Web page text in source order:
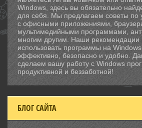
Windows, здесь вы обязательно
для себя. Мы предлагаем советы по
с офисными приложениями,
мультимедийными программами,
многим другим. Наши рекомендации
использовать программы на
эффективно, безопасно и удобно.
сделаем вашу работу с Windows
продуктивной и беззаботной!
БЛОГ САЙТА